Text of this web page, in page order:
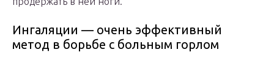
Ингаляции — очень эффективный
метод в борьбе с больным горлом